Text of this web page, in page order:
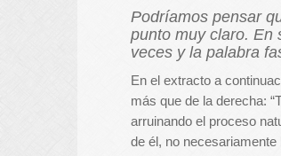
Podríamos pensar
punto muy claro. En
veces y la palabra
En el extracto a
más que de la derecha:
arruinando el proceso
de él, no